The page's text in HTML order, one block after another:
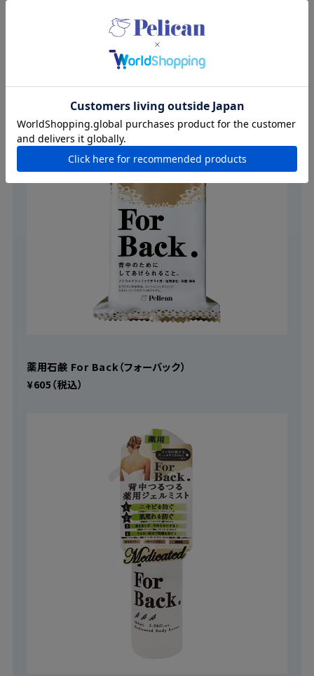
ForBack.は背中ニキビに悩むあなたのためのブランドです。
薬用石鹸 For Back（フォーバック）
¥605（税込）